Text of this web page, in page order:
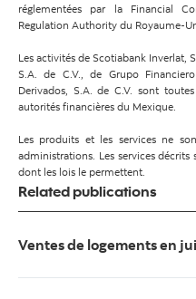
réglementées par la Financial
Regulation Authority du Royaume-
Les activités de Scotiabank Inverlat,
S.A. de C.V., de Grupo
Derivados, S.A. de C.V. sont
autorités financières du Mexique.
Les produits et les services ne
administrations. Les services
dont les lois le permettent.
Related publications
Ventes de logements en